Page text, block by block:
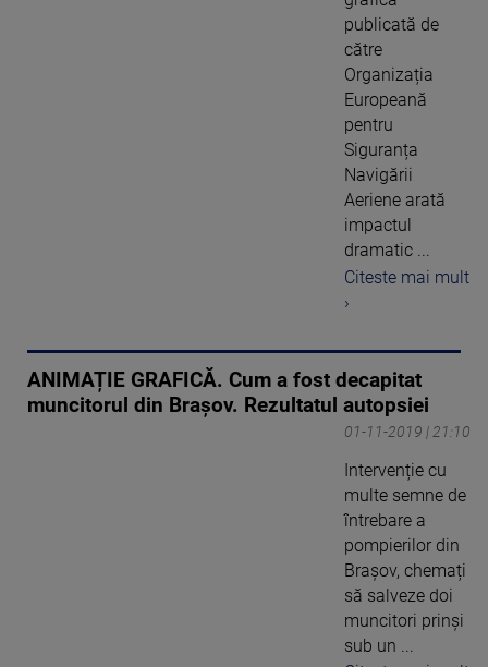
publicată de
către
Organizația
Europeană
pentru
Siguranța
Navigării
Aeriene arată
impactul
dramatic ...
Citeste mai mult
›
ANIMAȚIE GRAFICĂ. Cum a fost decapitat
muncitorul din Brașov. Rezultatul autopsiei
01-11-2019 | 21:10
Intervenție cu
multe semne de
întrebare a
pompierilor din
Brașov, chemați
să salveze doi
muncitori prinși
sub un ...